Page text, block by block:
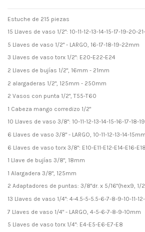
Estuche de 215 piezas
15 Llaves de vaso 1/2": 10-11-12-13-14-15-17-19-20-
5 Llaves de vaso 1/2" - LARGO, 16-17-18-19-22mm
3 Llaves de vaso torx 1/2": E20-E22-E24
2 Llaves de bujías 1/2", 16mm - 21mm
2 alargaderas 1/2", 125mm - 250mm
2 Vasos con punta 1/2", T55-T60
1 Cabeza mango corredizo 1/2"
10 Llaves de vaso 3/8": 10-11-12-13-14-15-16-17-18-
6 Llaves de vaso 3/8" - LARGO, 10-11-12-13-14-15mm
6 Llaves de vaso torx 3/8": E10-E11-E12-E14-E16-E18
1 Llave de bujías 3/8", 18mm
1 Alargadera 3/8", 125mm
2 Adaptadores de puntas: 3/8"dr. x 5/16"(hex9, 1/
13 Llaves de vaso 1/4": 4-4.5-5-5.5-6-7-8-9-10-11-
7 Llaves de vaso 1/4" - LARGO, 4-5-6-7-8-9-10mm
5 Llaves de vaso torx 1/4": E4-E5-E6-E7-E8